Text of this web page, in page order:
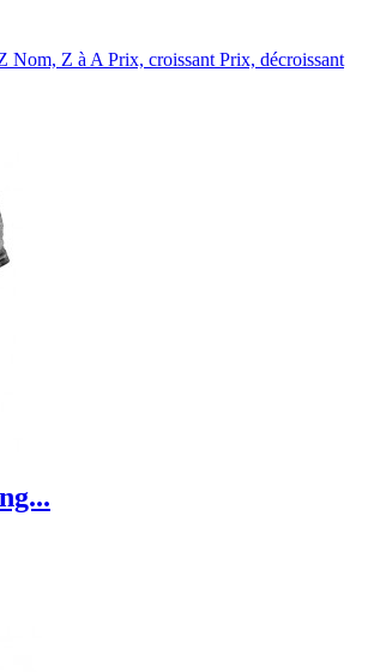
Nom, Z à A Prix, croissant Prix, décroissant